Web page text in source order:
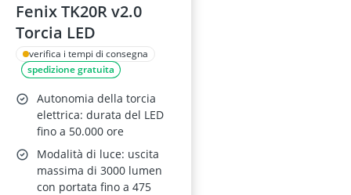
Fenix TK20R v2.0
Torcia LED
verifica i tempi di consegna
spedizione gratuita
Autonomia della torcia
elettrica: durata del LED
fino a 50.000 ore
Modalità di luce: uscita
massima di 3000 lumen
con portata fino a 475